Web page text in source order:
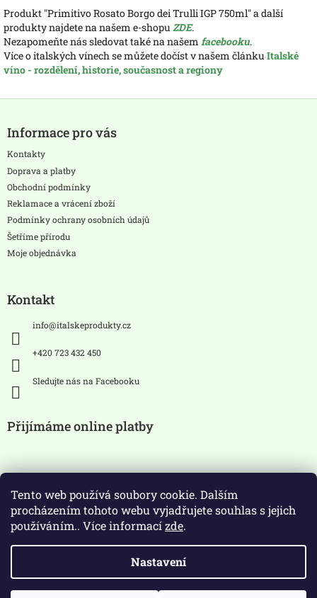
Tento web používá soubory cookie. Dalším
procházením tohoto webu vyjadřujete souhlas s jejich
používáním.. Více informacízde.
Nastavení
Produkt "Primitivo Rosato Borgo dei Trulli IGP 750ml" a další
produkty najdete na našem e-shopu ZDE.
Nezapomeňte nás sledovat také na našem facebooku.
Více o italských vínech se můžete dočíst v našem článku Italské
víno - rozdělení, historie, současnost a regiony
pInformace pro vás
Kontakty
Doprava a platby
Obchodní podmínky
Reklamace a vrácení zboží
Podmínky ochrany osobních údajů
Šetříme přírodu
Moje objednávka
Kontakt
info@italskeprodukty.cz
+420 723 432 450
Sledujte nás na Facebooku
Přijímáme online platby
Zákaz prodeje alkoholických
nápojů osobám mladších 18 let.